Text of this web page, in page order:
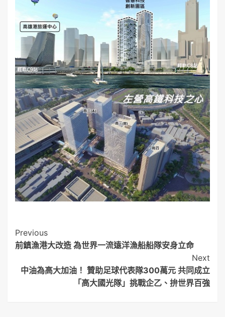
Post
Navigation
Previous
前鎮漁港大改造 為世界一流遠洋漁船船隊安身立命
Next
中油為高大加油！ 贊助足球代表隊300萬元 共同成立
「高大國光隊」挑戰企乙、拚世界百強